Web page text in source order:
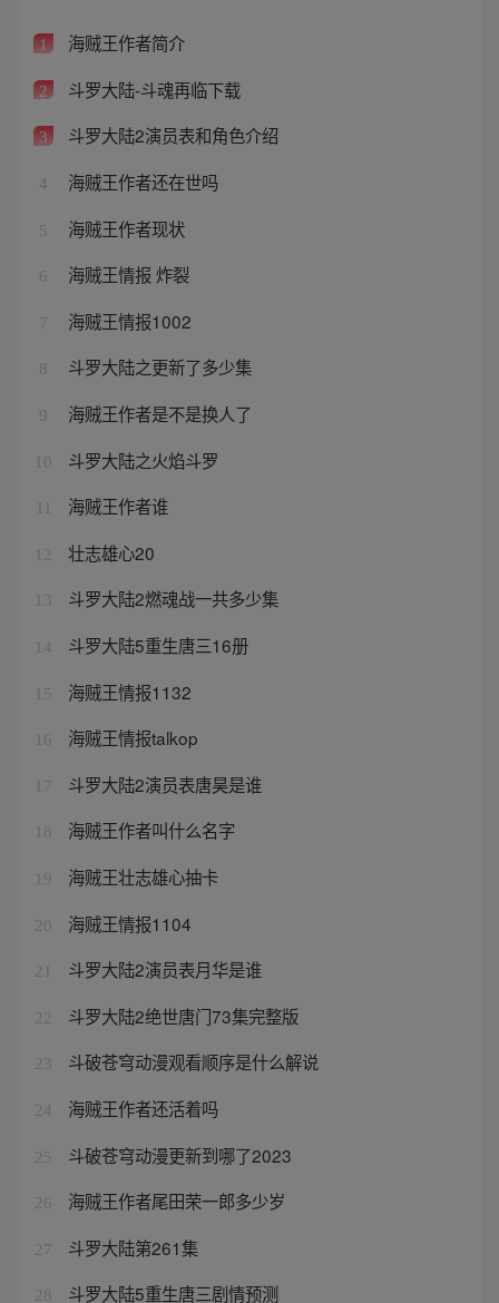
1 海贼王作者简介
2 斗罗大陆-斗魂再临下载
3 斗罗大陆2演员表和角色介绍
4 海贼王作者还在世吗
5 海贼王作者现状
6 海贼王情报 炸裂
7 海贼王情报1002
8 斗罗大陆之更新了多少集
9 海贼王作者是不是换人了
10 斗罗大陆之火焰斗罗
海贼王作者谁
12 壮志雄心20
13 斗罗大陆2燃魂战一共多少集
14 斗罗大陆5重生唐三16册
15 海贼王情报1132
16 海贼王情报talkop
17 斗罗大陆2演员表唐昊是谁
18 海贼王作者叫什么名字
19 海贼王壮志雄心抽卡
20 海贼王情报1104
21 斗罗大陆2演员表月华是谁
22 斗罗大陆2绝世唐门73集完整版
23 斗破苍穹动漫观看顺序是什么解说
24 海贼王作者还活着吗
25 斗破苍穹动漫更新到哪了2023
26 海贼王作者尾田荣一郎多少岁
27 斗罗大陆第261集
28 斗罗大陆5重生唐三剧情预测